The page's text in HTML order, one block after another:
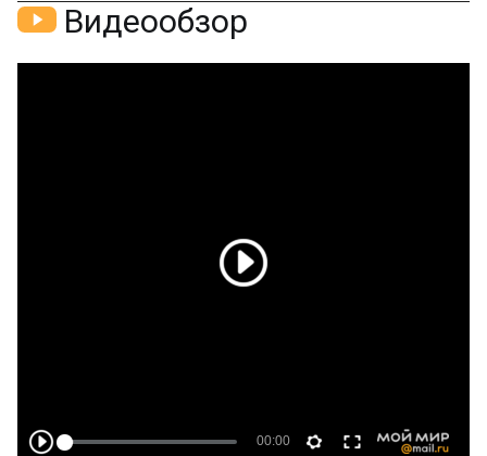
Видеообзор